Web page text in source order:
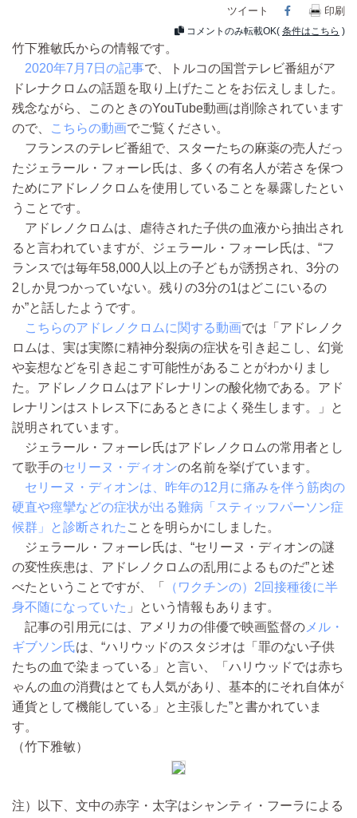
ツイート Facebook
印刷
コメントのみ転載OK( 条件はこちら )
竹下雅敏氏からの情報です。
2020年7月7日の記事で、トルコの国営テレビ番組がア
ドレナクロムの話題を取り上げたことをお伝えしました。
残念ながら、このときのYouTube動画は削除されています
ので、
こちらの動画でご覧ください。
フランスのテレビ番組で、スターたちの麻薬の売人だっ
たジェラール・フォーレ氏は、多くの有名人が若さを保つ
ためにアドレノクロムを使用していることを暴露したとい
うことです。
アドレノクロムは、虐待された子供の血液から抽出され
ると言われていますが、ジェラール・フォーレ氏は、“フ
ランスでは毎年58,000人以上の子どもが誘拐され、3分の
2しか見つかっていない。残りの3分の1はどこにいるの
か”と話したようです。
こちらのアドレノクロムに関する動画では「アドレノク
ロムは、実は実際に精神分裂病の症状を引き起こし、幻覚
や妄想などを引き起こす可能性があることがわかりまし
た。アドレノクロムはアドレナリンの酸化物である。アド
レナリンはストレス下にあるときによく発生します。」と
説明されています。
ジェラール・フォーレ氏はアドレノクロムの常用者とし
て歌手のセリーヌ・ディオンの名前を挙げています。
セリーヌ・ディオンは、昨年の12月に痛みを伴う筋肉の
硬直や痙攣などの症状が出る難病「スティッフパーソン症
候群」と診断された ことを明らかにしました。
ジェラール・フォーレ氏は、“セリーヌ・ディオンの謎
の変性疾患は、アドレノクロムの乱用によるものだ”と述
べたということですが、「
（ワクチンの）2回接種後に半
身不随になっていた 」という情報もあります。
記事の引用元には、アメリカの俳優で映画監督の メル・
ギブソン氏は、“ハリウッドのスタジオは「罪のない子供
たちの血で染まっている」と言い、「ハリウッドでは赤ち
ゃんの血の消費はとても人気があり、基本的にそれ自体が
通貨として機能している」と主張した”と書かれていま
す。
（竹下雅敏）
注）以下、文中の赤字・太字はシャンティ・フーラによる